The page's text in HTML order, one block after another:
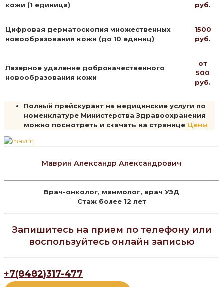
кожи (1 единица)
руб.
Цифровая дерматоскопия множественных
новообразования кожи (до 10 единиц)
1500
руб.
Лазерное удаление доброкачественного
новообразования кожи
от
500
руб.
Полный прейскурант на медицинские услуги по
номенклатуре Министерства Здравоохранения
можно посмотреть и скачать на странице Цены
Маврин Александр Александрович
Врач-онколог, маммолог, врач УЗД
Стаж более 12 лет
Запишитесь на прием по телефону или
воспользуйтесь онлайн записью
+7(8482)317-477